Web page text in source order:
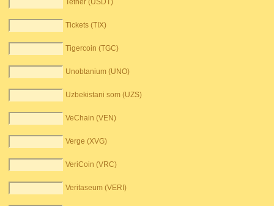
Tether (USDT)
Tickets (TIX)
Tigercoin (TGC)
Unobtanium (UNO)
Uzbekistani som (UZS)
VeChain (VEN)
Verge (XVG)
VeriCoin (VRC)
Veritaseum (VERI)